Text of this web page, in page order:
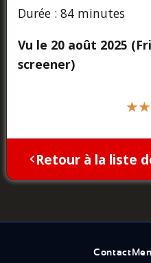
Durée : 84 minutes
Vu le 20 août 2025
screener)
Retour à la liste
Contact